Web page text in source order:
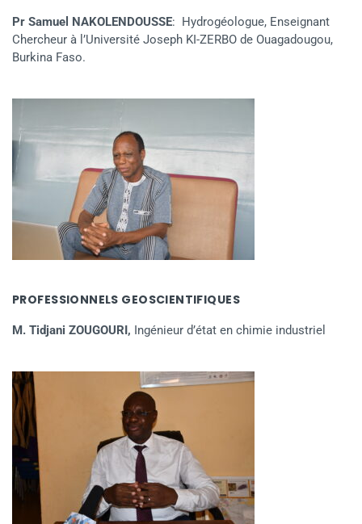
Pr Samuel NAKOLENDOUSSE: Hydrogéologue, Enseignant
Chercheur à l’Université Joseph KI-ZERBO de Ouagadougou,
Burkina Faso.
PROFESSIONNELS GEOSCIENTIFIQUES
M. Tidjani ZOUGOURI, Ingénieur d’état en chimie industriel